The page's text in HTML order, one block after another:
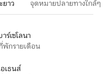
าว จุดหมายปลายทางใกล้ๆ
าร์เซโลนา
พักรายเดือน
อเธนส์